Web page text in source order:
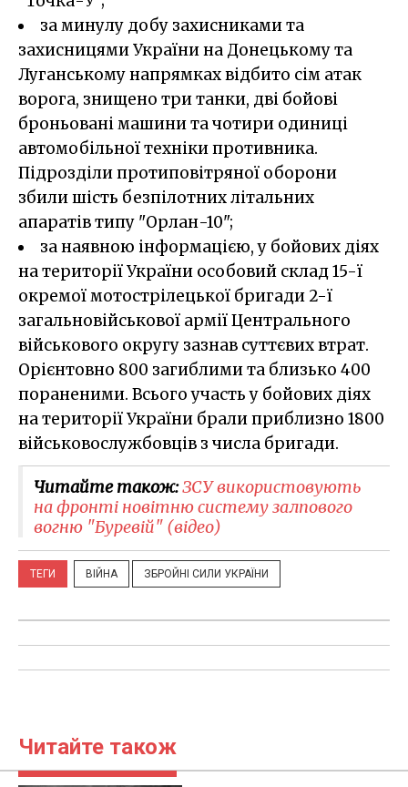
за минулу добу захисниками та
захисницями України на Донецькому та
Луганському напрямках відбито сім атак
ворога, знищено три танки, дві бойові
броньовані машини та чотири одиниці
автомобільної техніки противника.
Підрозділи протиповітряної оборони
збили шість безпілотних літальних
апаратів типу "Орлан-10";
за наявною інформацією, у бойових діях
на території України особовий склад 15-ї
окремої мотострілецької бригади 2-ї
загальновійськової армії Центрального
військового округу зазнав суттєвих втрат.
Орієнтовно 800 загиблими та близько 400
пораненими. Всього участь у бойових діях
на території України брали приблизно 1800
військовослужбовців з числа бригади.
Читайте також:ЗСУ використовують
на фронті новітню систему залпового
вогню "Буревій" (відео)
ТЕГИ ВІЙНА ЗБРОЙНІ СИЛИ УКРАЇНИ
Читайте також